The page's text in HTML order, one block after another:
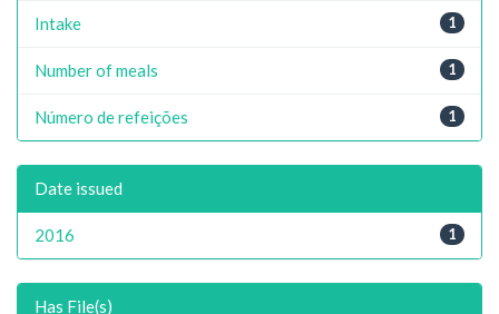
1
Intake
1
Number of meals
1
Número de refeições
Date issued
1
2016
Has File(s)